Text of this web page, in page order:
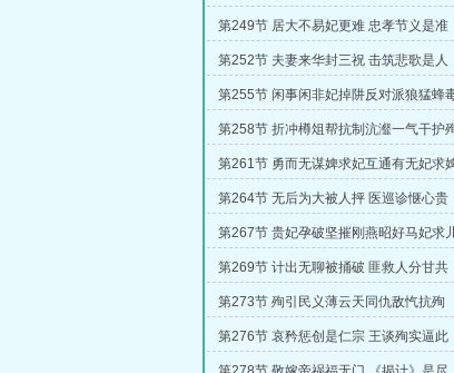
第249节 居大不易妃更难 忠孝节义是准
第252节 夫妻来华封三祝 击筑悲歌是人
第255节 闲事闲非妃掉阱反对派狼猛蜂
第258节 折冲樽俎帮抗制沆瀣一气干护
第261节 勇而无谋婢求妃互通有无妃求
第264节 无后为大被人抨 医巡诊惬心贵
第267节 贵妃孕破坚摧刚燕昭好马妃求
第269节 计出无聊被捅破 匪救人分甘共
第273节 殉引民义薄云天同仇敌忾抗殉
第276节 哀矜惩创是仁宗 王谈殉实逼此